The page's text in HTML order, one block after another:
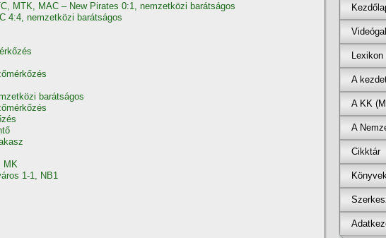
MTK, MAC – New Pirates 0:1, nemzetközi barátságos
4:4, nemzetközi barátságos
barátságos
MK
1-1, NB1
Lexikon
A
A KK
A
Cikktár